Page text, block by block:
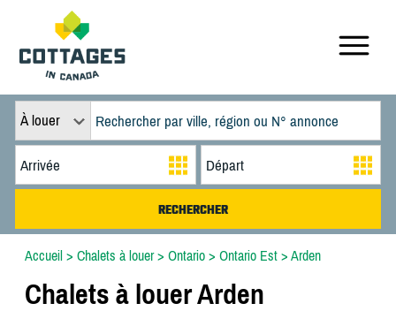
À louer
Accueil> Chalets à louer> Ontario> Ontario Est> Arden
Chalets à louer Arden